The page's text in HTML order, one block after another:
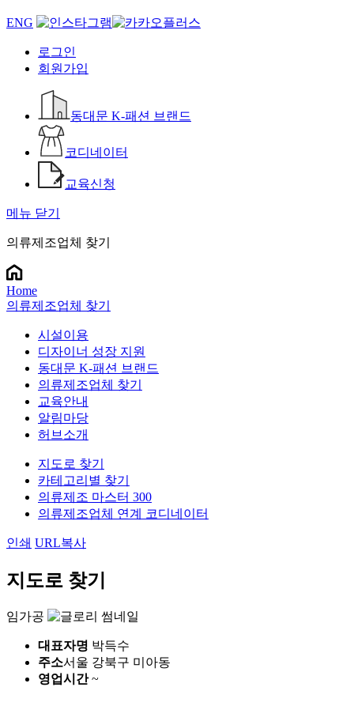
ENG
로그인
회원가입
동대문 K-패션 브랜드
코디네이터
교육신청
메뉴 닫기
의류제조업체 찾기
Home
의류제조업체 찾기
시설이용
디자이너 성장 지원
동대문 K-패션 브랜드
의류제조업체 찾기
교육안내
알림마당
허브소개
지도로 찾기
카테고리별 찾기
의류제조 마스터 300
의류제조업체 연계 코디네이터
인쇄 URL복사
지도로 찾기
임가공
대표자명 박득수
주소서울 강북구 미아동
영업시간~